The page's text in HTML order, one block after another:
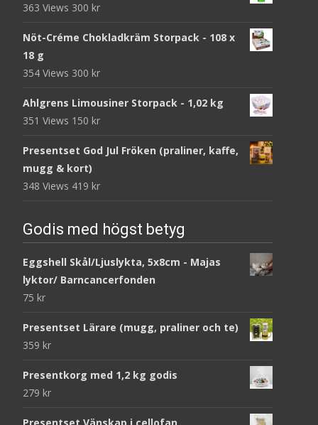
363 Views 300 kr
Nöt-Créme Chokladkräm Storpack - 108 x
18 g
354 Views 300 kr
Ahlgrens Limousiner Storpack - 1,02 kg
351 Views 150 kr
Presentset God Jul Fröken (praliner, kaffe,
mugg & kort)
348 Views 419 kr
Godis med högst betyg
Eggshell Skål/Ljuslykta, 5x8cm - Majas
lyktor/ Barncancerfonden
75 kr
Presentset Lärare (mugg, praliner och te)
359 kr
Presentkorg med 1,2 kg godis
279 kr